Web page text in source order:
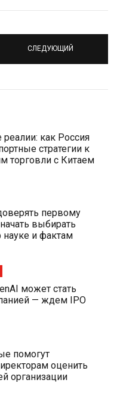
СЛЕДУЮЩИЙ
как Россия
стратегии к
торговли с Китаем
первому
выбирать
науке и фактам
может стать
— ждем IPO
помогут
оценить
организации